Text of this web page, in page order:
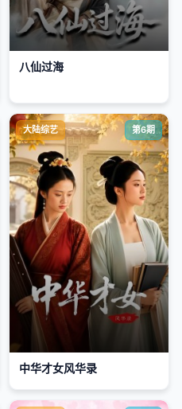
八仙过海
大陆综艺 第6期
中华才女风华录